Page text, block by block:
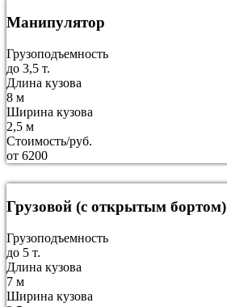
Манипулятор
Грузоподъемность
до 3,5 т.
Длина кузова
8 м
Ширина кузова
2,5 м
Стоимость/руб.
от 6200
Грузовой (с открытым бортом)
Грузоподъемность
до 5 т.
Длина кузова
7 м
Ширина кузова